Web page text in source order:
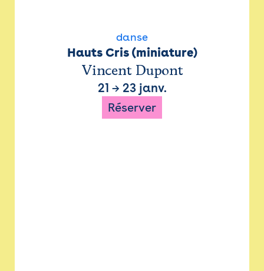
danse
Hauts Cris (miniature)
Vincent Dupont
21 → 23 janv.
Réserver